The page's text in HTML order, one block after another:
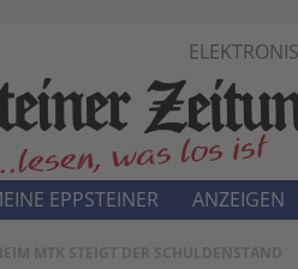
MTK STEIGT DER SCHULDENSTAND
EPPSTEINER ANZEIGEN